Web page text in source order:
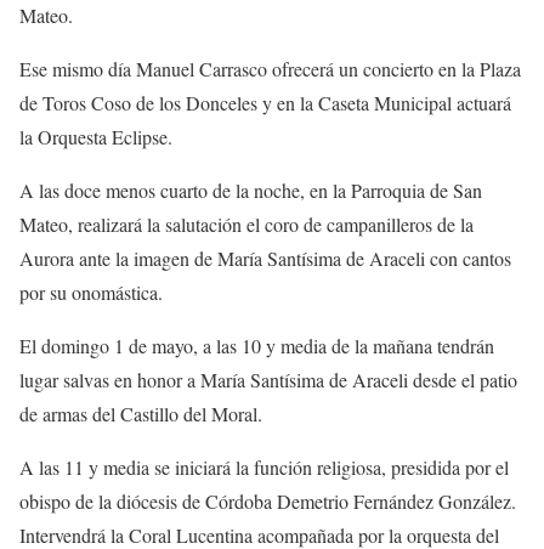
Mateo.
Ese mismo día Manuel Carrasco ofrecerá un concierto en la Plaza
de Toros Coso de los Donceles y en la Caseta Municipal actuará
la Orquesta Eclipse.
A las doce menos cuarto de la noche, en la Parroquia de San
Mateo, realizará la salutación el coro de campanilleros de la
Aurora ante la imagen de María Santísima de Araceli con cantos
por su onomástica.
El domingo 1 de mayo, a las 10 y media de la mañana tendrán
lugar salvas en honor a María Santísima de Araceli desde el patio
de armas del Castillo del Moral.
A las 11 y media se iniciará la función religiosa, presidida por el
obispo de la diócesis de Córdoba Demetrio Fernández González.
Intervendrá la Coral Lucentina acompañada por la orquesta del